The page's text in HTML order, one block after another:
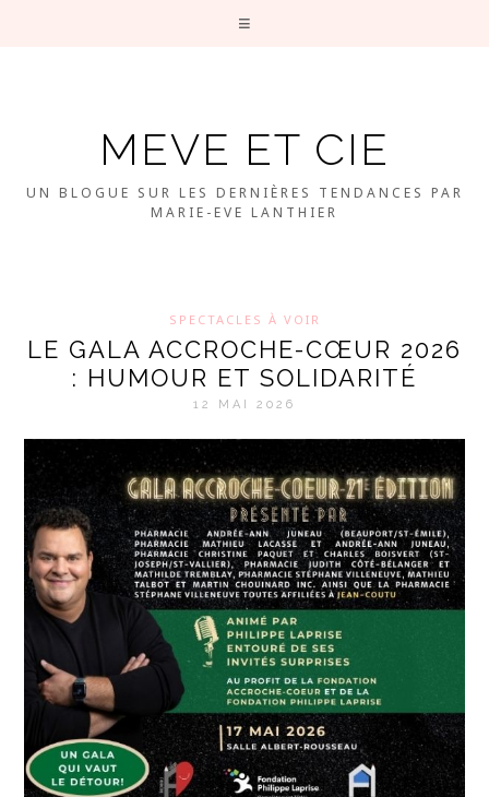
MEVE ET CIE
UN BLOGUE SUR LES DERNIÈRES TENDANCES PAR
MARIE-EVE LANTHIER
SPECTACLES À VOIR
LE GALA ACCROCHE-CŒUR 2026
: HUMOUR ET SOLIDARITÉ
12 MAI 2026